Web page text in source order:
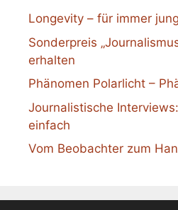
Longevity – für immer
Sonderpreis
erhalten
Phänomen Polarlicht –
Journalistische
einfach
Vom Beobachter zum